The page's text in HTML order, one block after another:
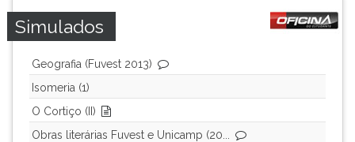
Simulados
Geografia (Fuvest 2013)
Isomeria (1)
O Cortiço (II)
Obras literárias Fuvest e Unicamp (20...